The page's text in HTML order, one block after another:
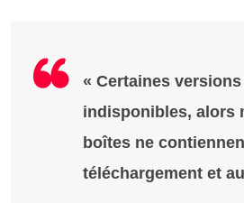
« Certaines
indisponibles, alors
boîtes ne
téléchargement et